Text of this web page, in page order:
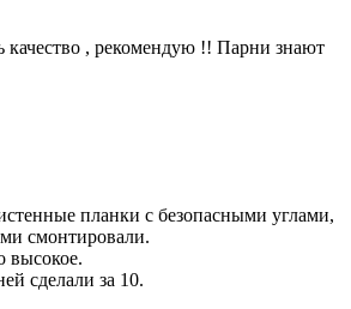
качество , рекомендую !! Парни знают
планки с безопасными углами,
смонтировали.
высокое.
сделали за 10.